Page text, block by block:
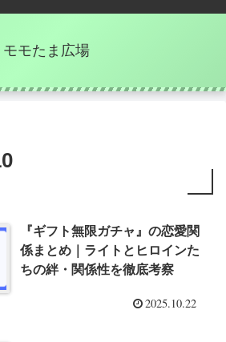
モモたま広場
『ギフト無限ガチャ』の恋愛関
係まとめ｜ライトとヒロインた
ちの絆・関係性を徹底考察
2025.10.22